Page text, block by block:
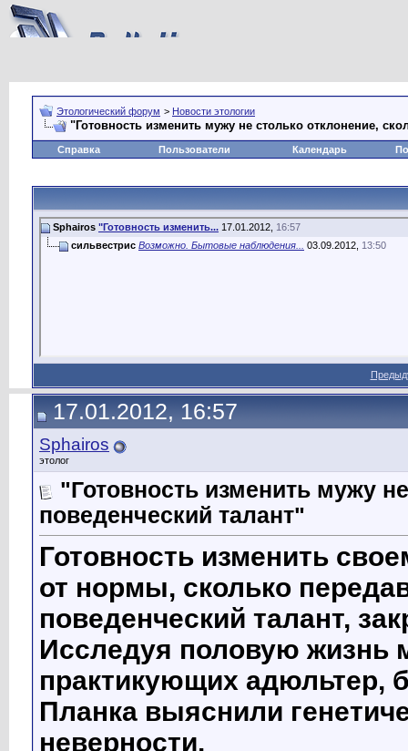
Этологический форум > Новости этологии
"Готовность изменить мужу не столько отклонение,
Справка Пользователи Календарь
Sphairos "Готовность изменить... 17.01.2012, 16:57
сильвестрис Возможно. Бытовые наблюдения... 03.09.2012, 13:50
17.01.2012, 16:57
Sphairos
этолог
"Готовность изменить мужу
поведенческий талант"
Готовность изменить
от нормы, сколько
поведенческий талант,
Исследуя половую жизнь
практикующих адюльтер,
Планка выяснили
неверности.